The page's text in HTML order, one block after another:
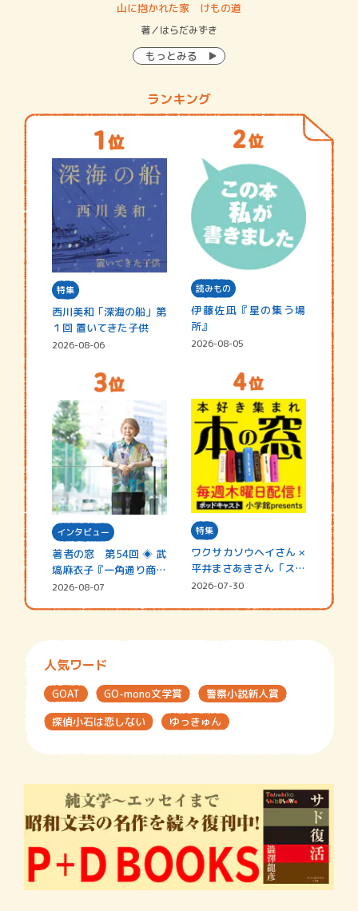
山に抱かれた家 けもの道
著／はらだみずき
もっとみる
ランキング
特集
西川美和「深海の船」第
１回 置いてきた子供
2026-08-06
読みもの
伊藤佐凪『星の集う場
所』
2026-08-05
インタビュー
著者の窓 第54回 ◈ 武
塙麻衣子『一角通り商店
街の…
2026-08-07
特集
ワクサカソウヘイさん ×
平井まさあきさん「スペ
シャ…
2026-07-30
人気ワード
GOAT GO-mono文学賞
警察小説新人賞
探偵小石は恋しない
ゆっきゅん